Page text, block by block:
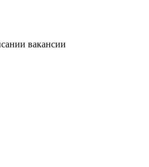
вакансии